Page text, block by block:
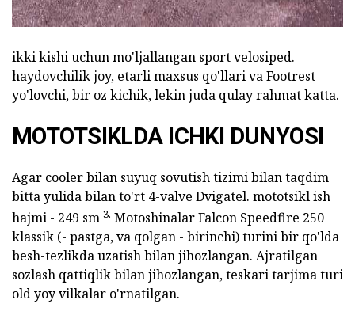
ikki kishi uchun mo'ljallangan sport velosiped.
haydovchilik joy, etarli maxsus qo'llari va Footrest
yo'lovchi, bir oz kichik, lekin juda qulay rahmat katta.
MOTOTSIKLDA ICHKI DUNYOSI
Agar cooler bilan suyuq sovutish tizimi bilan taqdim
bitta yulida bilan to'rt 4-valve Dvigatel. mototsikl ish
hajmi - 249 sm 3. Motoshinalar Falcon Speedfire 250
klassik (- pastga, va qolgan - birinchi) turini bir qo'lda
besh-tezlikda uzatish bilan jihozlangan. Ajratilgan
sozlash qattiqlik bilan jihozlangan, teskari tarjima turi
old yoy vilkalar o'rnatilgan.